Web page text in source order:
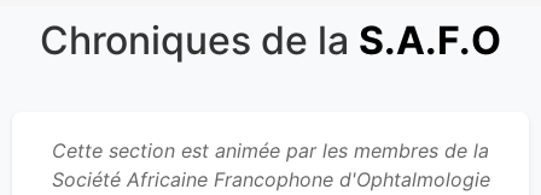
Chroniques de la S.A.F.O
Cette section est animée par les membres de la
Société Africaine Francophone d'Ophtalmologie